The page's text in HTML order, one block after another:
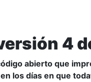
4
abierto que
los días en que